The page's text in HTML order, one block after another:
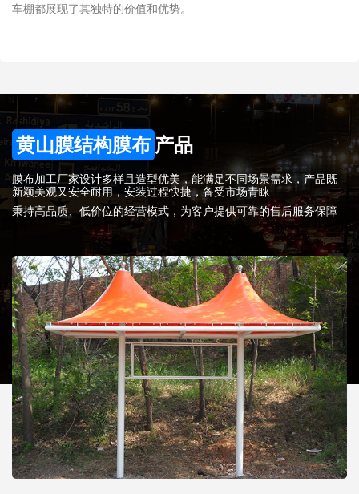
车棚都展现了其独特的价值和优势。
黄山膜结构膜布 产品
膜布加工厂家设计多样且造型优美，能满足不同场景需求，产品既
新颖美观又安全耐用，安装过程快捷，备受市场青睐
秉持高品质、低价位的经营模式，为客户提供可靠的售后服务保障